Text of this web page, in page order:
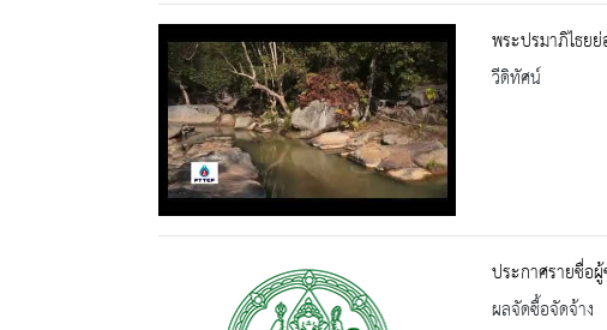
พระปรมาภิไธย
วีดิทัศน์
ประกาศรายชื่อ
ผลจัดซื้อจัดจ้าง